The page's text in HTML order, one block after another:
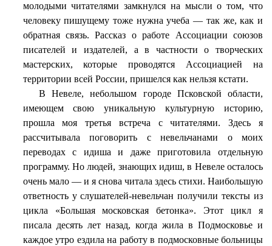
молодыми читателями замкнулся на мысли о том, что
человеку пишущему тоже нужна учеба — так же, как и
обратная связь. Рассказ о работе Ассоциации союзов
писателей и издателей, а в частности о творческих
мастерских, которые проводятся Ассоциацией на
территории всей России, пришелся как нельзя кстати.
В Невеле, небольшом городе Псковской области,
имеющем свою уникальную культурную историю,
прошла моя третья встреча с читателями. Здесь я
рассчитывала поговорить с невельчанами о моих
переводах с идиша и даже приготовила отдельную
программу. Но людей, знающих идиш, в Невеле осталось
очень мало — и я снова читала здесь стихи. Наибольшую
ответность у слушателей-невельчан получили тексты из
цикла «Большая московская бетонка». Этот цикл я
писала десять лет назад, когда жила в Подмосковье и
каждое утро ездила на работу в подмосковные больницы